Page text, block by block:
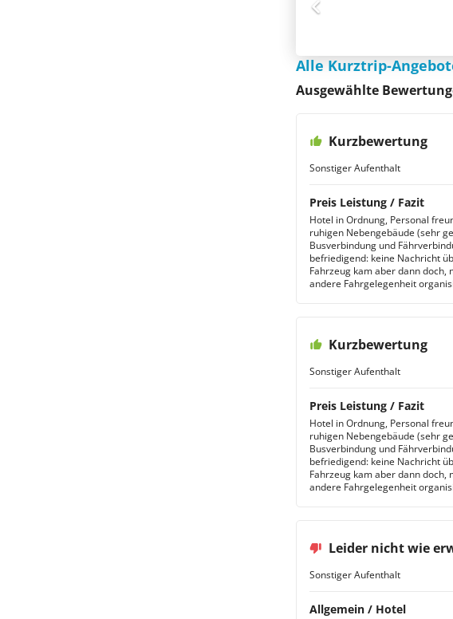
Alle Kurztrip-
Ausgewählte
Kurzbewertung
Sonstiger Aufenthalt
Preis Leistung / Fazit
Hotel in Ordnung, Personal
ruhigen Nebengebäude (sehr
Busverbindung und
befriedigend: keine Nachricht
Fahrzeug kam aber dann
andere Fahrgelegenheit
Kurzbewertung
Sonstiger Aufenthalt
Preis Leistung / Fazit
Hotel in Ordnung, Personal
ruhigen Nebengebäude (sehr
Busverbindung und
befriedigend: keine Nachricht
Fahrzeug kam aber dann
andere Fahrgelegenheit
Leider nicht wie
Sonstiger Aufenthalt
Allgemein / Hotel